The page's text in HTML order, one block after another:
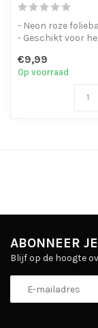
- Neon roze
- Geschikt voor
op te...
€9,99
Op voorraad
ABONNEER
Blijf op de hoogte